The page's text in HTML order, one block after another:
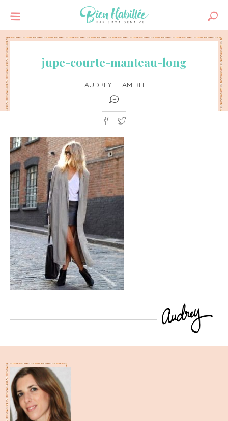
jupe-courte-manteau-long
AUDREY TEAM BH